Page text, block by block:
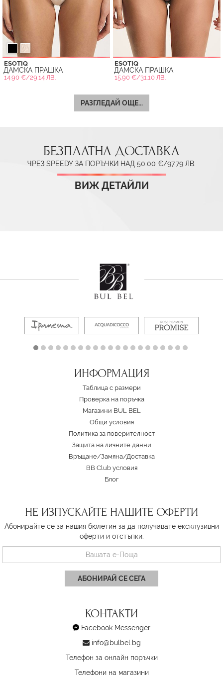
ESOTIQ
ДАМСКА ПРАШКА
14.90 €/29.14 ЛВ.
ESOTIQ
ДАМСКА ПРАШКА
15.90 €/31.10 ЛВ.
РАЗГЛЕДАЙ ОЩЕ...
БЕЗПЛАТНА ДОСТАВКА
ЧРЕЗ SPEEDY ЗА ПОРЪЧКИ НАД 50.00 €/97.79 ЛВ.
ВИЖ ДЕТАЙЛИ
ИНФОРМАЦИЯ
Таблица с размери
Проверка на поръчка
Магазини BUL BEL
Oбщи условия
Политика за поверителност
Защита на личните данни
Връщане/Замяна/Доставка
BB Club условия
Блог
НЕ ИЗПУСКАЙТЕ НАШИТЕ ОФЕРТИ
Абонирайте се за нашия бюлетин за да получавате ексклузивни
оферти и отстъпки.
АБОНИРАЙ СЕ СЕГА
КОНТАКТИ
Facebook Messenger
info@bulbel.bg
Телефон за онлайн поръчки
Телефони на магазини